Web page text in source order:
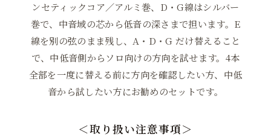
ンセティックコア／アルミ巻、D・G線はシルバー
巻で、中音域の芯から低音の深さまで担います。E
線を別の弦のまま残し、A・D・G だけ替えること
で、中低音側からソロ向けの方向を試せます。4本
全部を一度に替える前に方向を確認したい方、中低
音から試したい方にお勧めのセットです。
＜取り扱い注意事項＞